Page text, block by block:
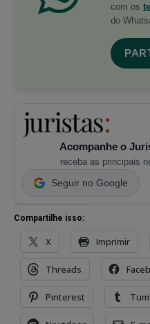
com os
do
Acompanhe o
receba as principais
Seguir no Google
Compartilhe isso:
X Imprimir
Threads
Pinterest